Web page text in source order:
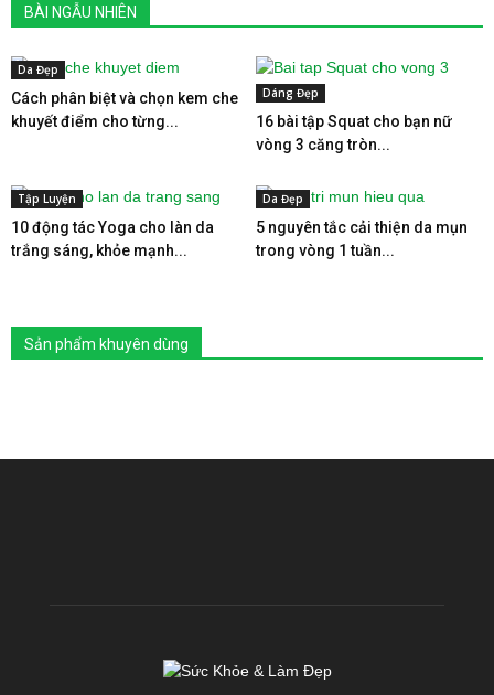
BÀI NGẪU NHIÊN
Da Đẹp
Cách phân biệt và chọn kem che
khuyết điểm cho từng...
Dáng Đẹp
16 bài tập Squat cho bạn nữ
vòng 3 căng tròn...
Tập Luyện
10 động tác Yoga cho làn da
trắng sáng, khỏe mạnh...
Da Đẹp
5 nguyên tắc cải thiện da mụn
trong vòng 1 tuần...
Sản phẩm khuyên dùng